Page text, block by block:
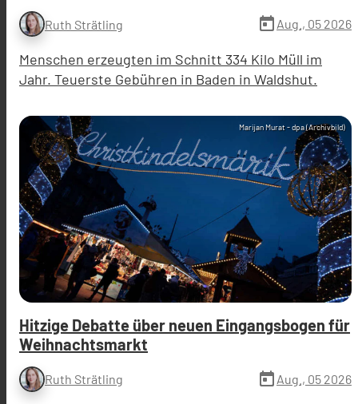
Ruth Strätling today Aug., 05 2026
Menschen erzeugten im Schnitt 334 Kilo Müll im
Jahr. Teuerste Gebühren in Baden in Waldshut.
Marijan Murat - dpa (Archivbild)
Hitzige Debatte über neuen Eingangsbogen für
Weihnachtsmarkt
Ruth Strätling today Aug., 05 2026